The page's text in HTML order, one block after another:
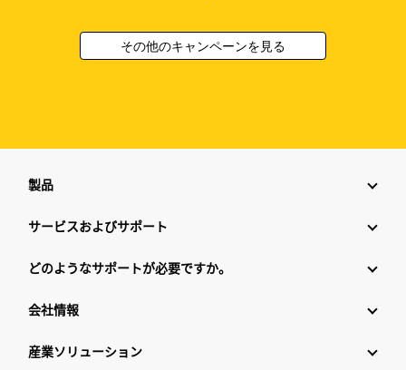
その他のキャンペーンを見る
製品
サービスおよびサポート
どのようなサポートが必要ですか。
会社情報
産業ソリューション